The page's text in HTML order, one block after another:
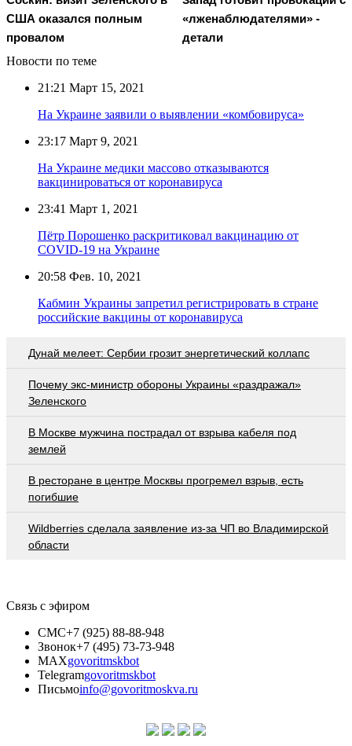
США оказался полным
провалом
«лженаблюдателями» -
детали
Новости по теме
21:21 Март 15, 2021
На Украине заявили о выявлении «комбовируса»
23:17 Март 9, 2021
На Украине медики массово отказываются
вакцинироваться от коронавируса
23:41 Март 1, 2021
Пётр Порошенко раскритиковал вакцинацию от
COVID-19 на Украине
20:58 Фев. 10, 2021
Кабмин Украины запретил регистрировать в стране
российские вакцины от коронавируса
Дунай мелеет: Сербии грозит энергетический коллапс
Почему экс-министр обороны Украины «раздражал»
Зеленского
В Москве мужчина пострадал от взрыва кабеля под
землей
В ресторане в центре Москвы прогремел взрыв, есть
погибшие
Wildberries cделала заявление из-за ЧП во Владимирской
области
Связь с эфиром
СМС+7 (925) 88-88-948
Звонок+7 (495) 73-73-948
MAXgovoritmskbot
Telegramgovoritmskbot
Письмоinfo@govoritmoskva.ru